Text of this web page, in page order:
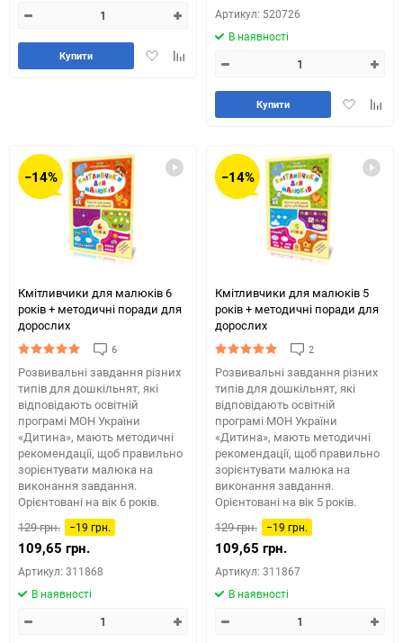
ДодатиДодайте
Купити
Артикул: 520726
В наявності
Додати
Купити
−14%
Кмітливчики для малюків 6
років + методичні поради для
дорослих
6
Розвивальні завдання різних
типів для дошкільнят, які
відповідають освітній
програмі МОН України
«Дитина», мають методичні
рекомендації, щоб правильно
зорієнтувати малюка на
виконання завдання.
Орієнтовані на вік 6 років.
129 грн.
−19 грн.
109,65 грн.
Артикул: 311868
В наявності
−14%
Кмітливчики для малюків 5
років + методичні поради для
дорослих
2
Розвивальні завдання різних
типів для дошкільнят, які
відповідають освітній
програмі МОН України
«Дитина», мають методичні
рекомендації, щоб правильно
зорієнтувати малюка на
виконання завдання.
Орієнтовані на вік 5 років.
129 грн.
−19 грн.
109,65 грн.
Артикул: 311867
В наявності